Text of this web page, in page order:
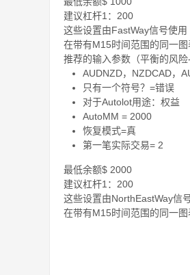
建议杠杆1：200
这些设置由FastWay信号使用
在带有M15时间范围的同一
推荐的输入参数（平衡的风
AUDNZD，NZDCAD，
只有一个符号？=错误
对于Autolot用途：权益
AutoMM = 2000
恢复模式=真
第一笔实际交易= 2
最低余额$ 2000
建议杠杆1：200
这些设置由NorthEastWay信
在带有M15时间范围的同一